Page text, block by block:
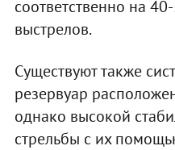
соответственно на
выстрелов.
Существуют также
резервуар
однако высокой
стрельбы с их